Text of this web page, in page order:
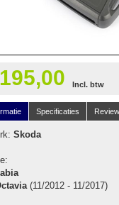
Incl. btw
Specificaties
Skoda
(11/2012 - 11/2017)